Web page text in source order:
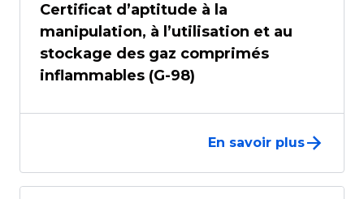
Certificat d’aptitude à la
manipulation, à l’utilisation et au
stockage des gaz comprimés
inflammables (G-98)
En savoir plus